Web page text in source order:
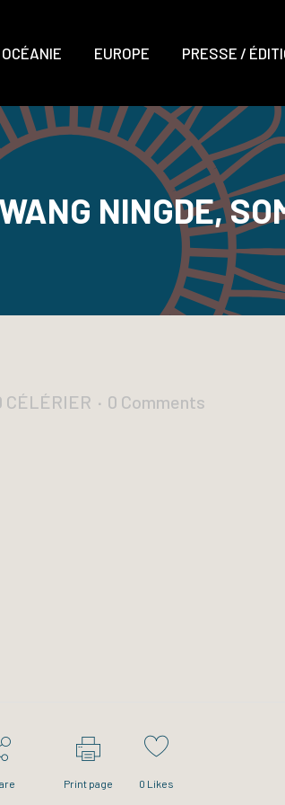
OCÉANIE EUROPE PRESSE /
NINGDE,
CÉLÉRIER 0 Comments
Print page 0 Likes